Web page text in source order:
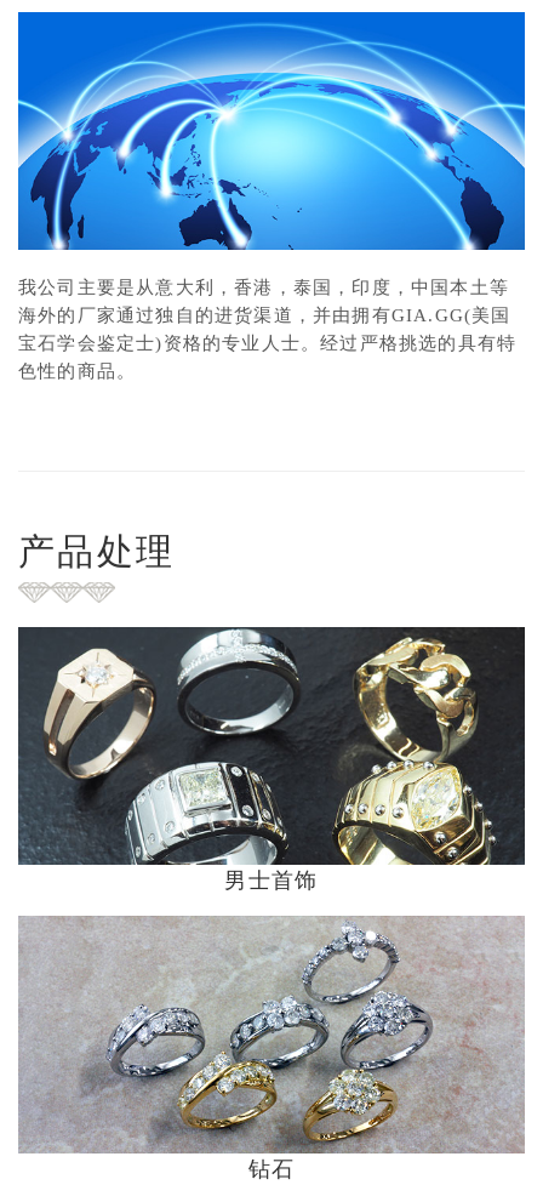
我公司主要是从意大利，香港，泰国，印度，中国本土等
海外的厂家通过独自的进货渠道，并由拥有GIA.GG(美国
宝石学会鉴定士)资格的专业人士。经过严格挑选的具有特
色性的商品。
产品处理
男士首饰
钻石